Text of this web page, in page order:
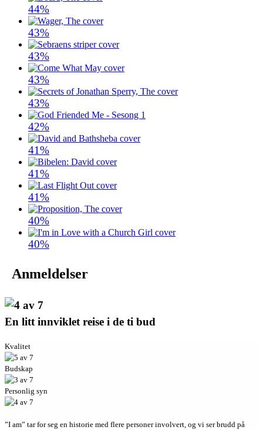
44%
43%
43%
43%
43%
42%
41%
41%
41%
40%
40%
Anmeldelser
En litt innviklet reise i de ti bud
Kvalitet
Budskap
Personlig syn
”I am” tar for seg en historie med flere personer involvert, og vi ser brudd på